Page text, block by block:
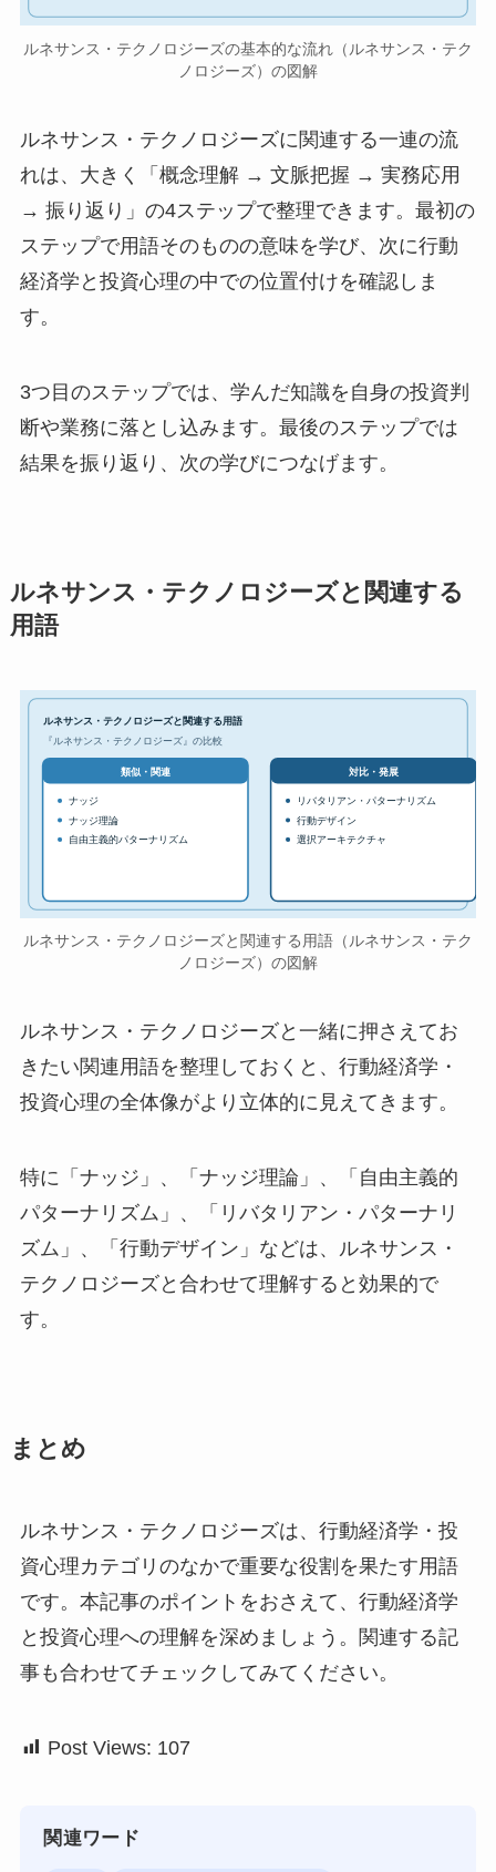
ルネサンス・テクノロジーズの基本的な流れ（ルネサンス・テク
ノロジーズ）の図解
ルネサンス・テクノロジーズに関連する一連の流
れは、大きく「概念理解 → 文脈把握 → 実務応用
→ 振り返り」の4ステップで整理できます。最初の
ステップで用語そのものの意味を学び、次に行動
経済学と投資心理の中での位置付けを確認しま
す。
3つ目のステップでは、学んだ知識を自身の投資判
断や業務に落とし込みます。最後のステップでは
結果を振り返り、次の学びにつなげます。
ルネサンス・テクノロジーズと関連する
用語
ルネサンス・テクノロジーズと関連する用語
『ルネサンス・テクノロジーズ』の比較
類似・関連
ナッジ
ナッジ理論
自由主義的パターナリズム
対比・発展
リバタリアン・パターナリズム
行動デザイン
選択アーキテクチャ
ルネサンス・テクノロジーズと関連する用語（ルネサンス・テク
ノロジーズ）の図解
ルネサンス・テクノロジーズと一緒に押さえてお
きたい関連用語を整理しておくと、行動経済学・
投資心理の全体像がより立体的に見えてきます。
特に「ナッジ」、「ナッジ理論」、「自由主義的
パターナリズム」、「リバタリアン・パターナリ
ズム」、「行動デザイン」などは、ルネサンス・
テクノロジーズと合わせて理解すると効果的で
す。
まとめ
ルネサンス・テクノロジーズは、行動経済学・投
資心理カテゴリのなかで重要な役割を果たす用語
です。本記事のポイントをおさえて、行動経済学
と投資心理への理解を深めましょう。関連する記
事も合わせてチェックしてみてください。
Post Views: 107
関連ワード